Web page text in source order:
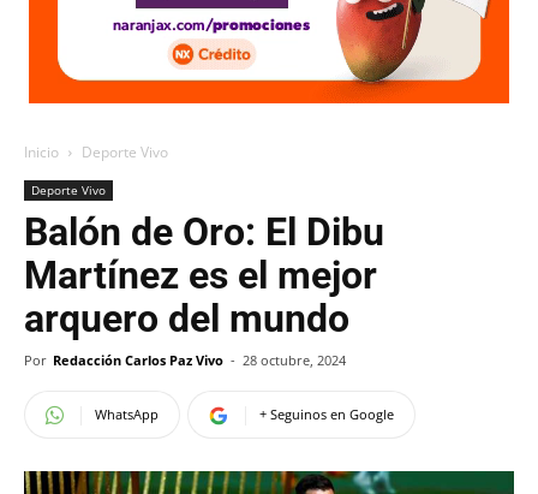
Inicio Deporte Vivo
Deporte Vivo
Balón de Oro: El Dibu
Martínez es el mejor
arquero del mundo
Por Redacción Carlos Paz Vivo - 28 octubre, 2024
WhatsApp + Seguinos en Google